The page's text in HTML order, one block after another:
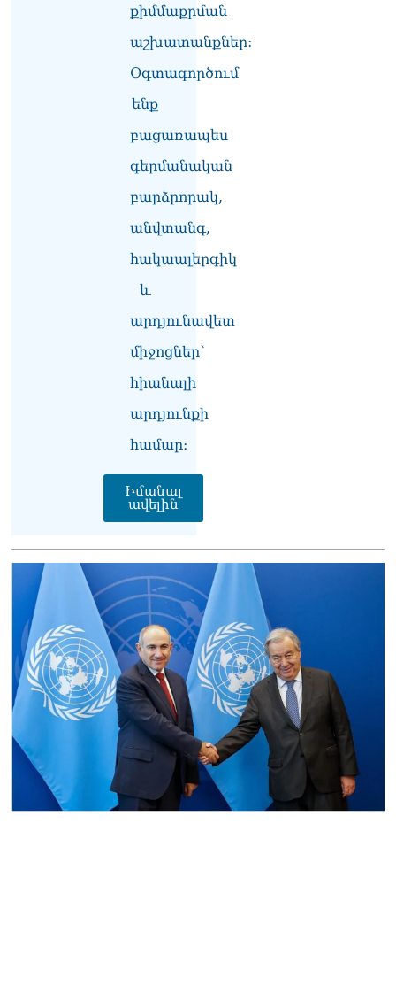
քիմմաքրման
աշխատանքներ:
Օգտագործում
ենք
բացառապես
գերմանական
բարձրորակ,
անվտանգ,
հակաալերգիկ
և
արդյունավետ
միջոցներ՝
հիանալի
արդյունքի
համար։
Իմանալ
ավելին